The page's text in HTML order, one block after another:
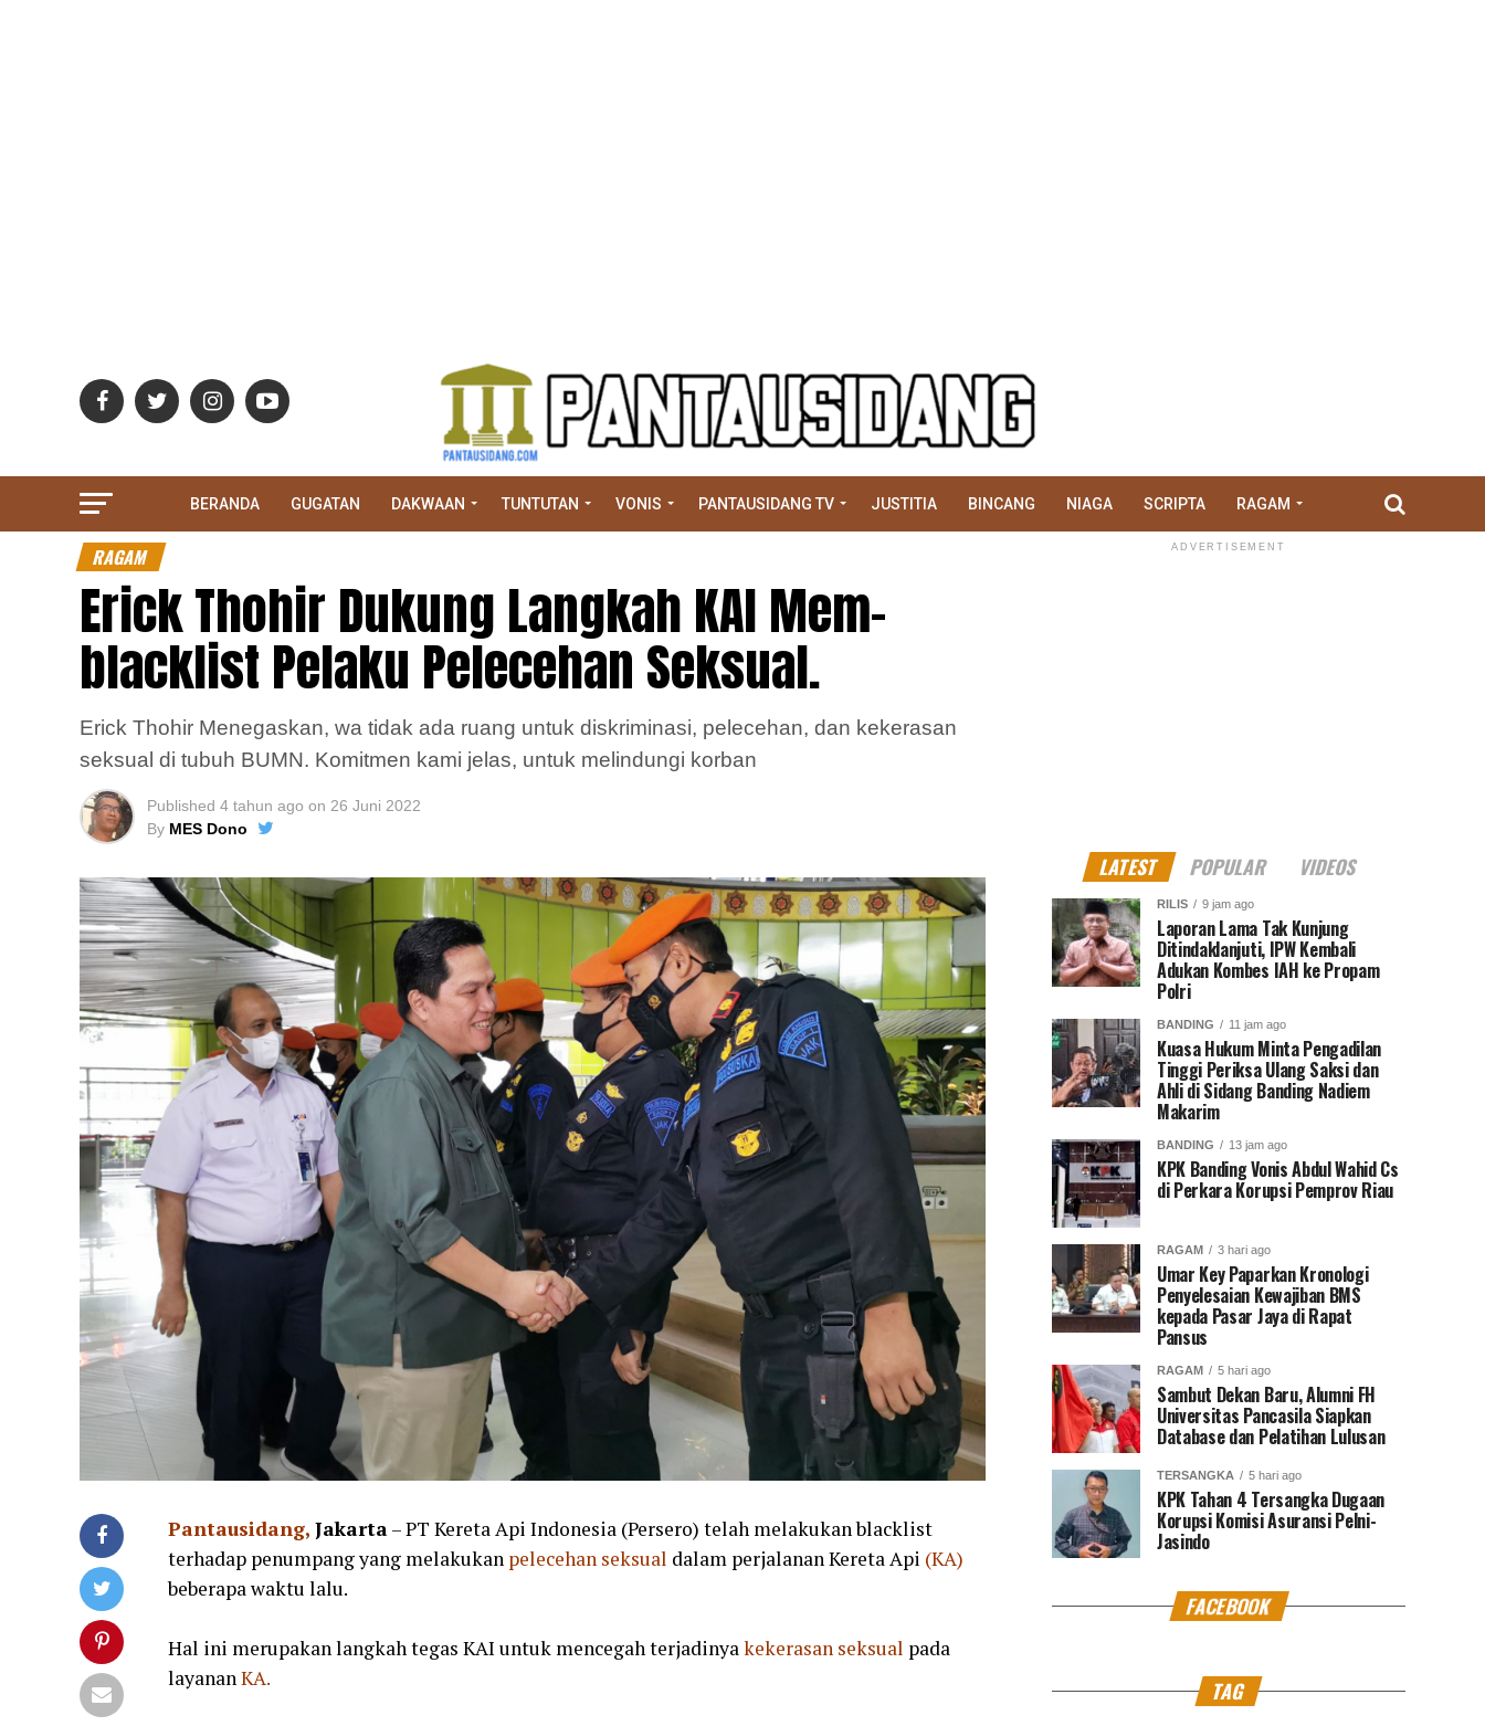
BERANDA GUGATAN DAKWAAN TUNTUTAN VONIS PANTAUSIDANG TV JUSTITIA BINCANG NIAGA SCRIPTA RAGAM
RAGAM
Erick Thohir Dukung Langkah KAI Mem-
blacklist Pelaku Pelecehan Seksual.
Erick Thohir Menegaskan, wa tidak ada ruang untuk diskriminasi, pelecehan, dan kekerasan
seksual di tubuh BUMN. Komitmen kami jelas, untuk melindungi korban
Published 4 tahun ago on 26 Juni 2022
By MES Dono
Pantausidang, Jakarta– PT Kereta Api Indonesia (Persero) telah melakukan blacklist
terhadap penumpang yang melakukan pelecehan seksual dalam perjalanan Kereta Api (KA)
beberapa waktu lalu.
Hal ini merupakan langkah tegas KAI untuk mencegah terjadinyakekerasan seksual pada
layananKA.
ADVERTISEMENT
LATEST POPULAR VIDEOS
RILIS 9 jam ago
Laporan Lama Tak Kunjung
Ditindaklanjuti, IPW Kembali
Adukan Kombes IAH ke Propam
Polri
BANDING 11 jam ago
Kuasa Hukum Minta Pengadilan
Tinggi Periksa Ulang Saksi dan
Ahli di Sidang Banding Nadiem
Makarim
BANDING 13 jam ago
KPK Banding Vonis Abdul Wahid Cs
di Perkara Korupsi Pemprov Riau
RAGAM 3 hari ago
Umar Key Paparkan Kronologi
Penyelesaian Kewajiban BMS
kepada Pasar Jaya di Rapat
Pansus
RAGAM 5 hari ago
Sambut Dekan Baru, Alumni FH
Universitas Pancasila Siapkan
Database dan Pelatihan Lulusan
TERSANGKA 5 hari ago
KPK Tahan 4 Tersangka Dugaan
Korupsi Komisi Asuransi Pelni-
Jasindo
FACEBOOK
TAG